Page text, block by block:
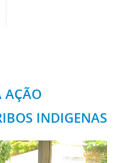
AÇÃO
INDIGENAS